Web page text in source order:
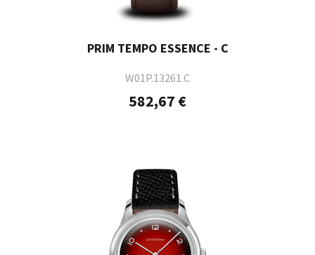
PRIM TEMPO ESSENCE - C
W01P.13261.C
582,67 €